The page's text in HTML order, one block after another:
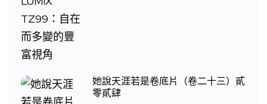
她說天涯若是卷底片（卷二十三）貳
零貳肆